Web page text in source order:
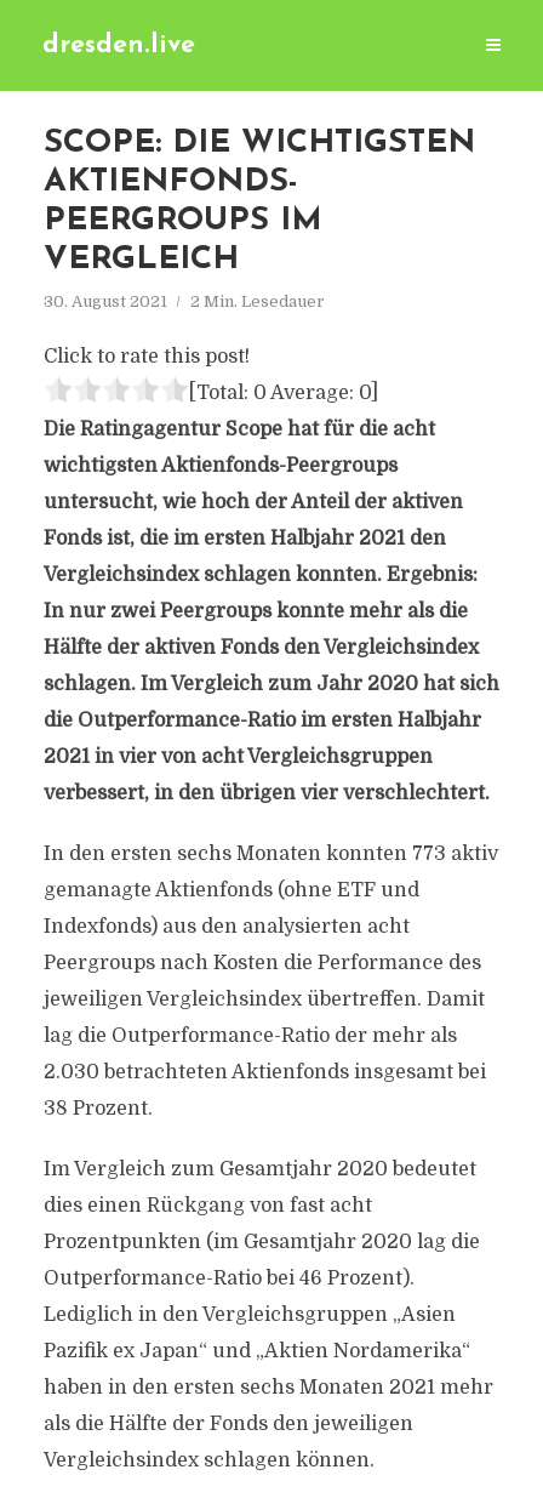
dresden.live
SCOPE: DIE WICHTIGSTEN
AKTIENFONDS-
PEERGROUPS IM
VERGLEICH
30. August 2021 2 Min. Lesedauer
Click to rate this post!
[Total: 0 Average: 0]
Die Ratingagentur Scope hat für die acht
wichtigsten Aktienfonds-Peergroups
untersucht, wie hoch der Anteil der aktiven
Fonds ist, die im ersten Halbjahr 2021 den
Vergleichsindex schlagen konnten. Ergebnis:
In nur zwei Peergroups konnte mehr als die
Hälfte der aktiven Fonds den Vergleichsindex
schlagen. Im Vergleich zum Jahr 2020 hat sich
die Outperformance-Ratio im ersten Halbjahr
2021 in vier von acht Vergleichsgruppen
verbessert, in den übrigen vier verschlechtert.
In den ersten sechs Monaten konnten 773 aktiv
gemanagte Aktienfonds (ohne ETF und
Indexfonds) aus den analysierten acht
Peergroups nach Kosten die Performance des
jeweiligen Vergleichsindex übertreffen. Damit
lag die Outperformance-Ratio der mehr als
2.030 betrachteten Aktienfonds insgesamt bei
38 Prozent.
Im Vergleich zum Gesamtjahr 2020 bedeutet
dies einen Rückgang von fast acht
Prozentpunkten (im Gesamtjahr 2020 lag die
Outperformance-Ratio bei 46 Prozent).
Lediglich in den Vergleichsgruppen „Asien
Pazifik ex Japan“ und „Aktien Nordamerika“
haben in den ersten sechs Monaten 2021 mehr
als die Hälfte der Fonds den jeweiligen
Vergleichsindex schlagen können.